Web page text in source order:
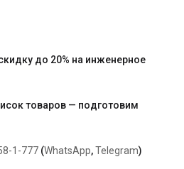
до 20% на инженерное
товаров — подготовим
1-777 (WhatsApp,Telegram)